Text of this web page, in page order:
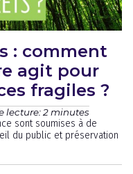
: comment
agit pour
fragiles ?
lecture: 2 minutes
sont soumises à de
du public et préservation